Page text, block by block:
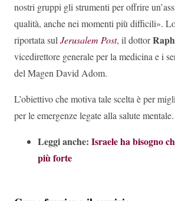
nostri gruppi gli strumenti per offrire
qualità, anche nei momenti più difficili».
riportata sulJerusalem Post, il dottor
vicedirettore generale per la medicina e i
del Magen David Adom.
L’obiettivo che motiva tale scelta è per
per le emergenze legate alla salute mentale.
Leggi anche: Israele ha bisogno
più forte